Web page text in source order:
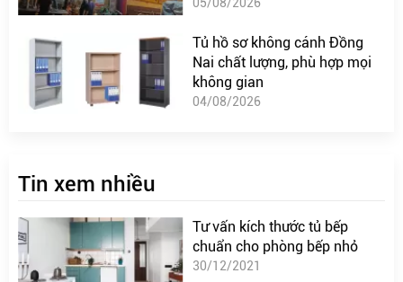
05/08/2026
Tủ hồ sơ không cánh Đồng
Nai chất lượng, phù hợp mọi
không gian
04/08/2026
Tin xem nhiều
Tư vấn kích thước tủ bếp
chuẩn cho phòng bếp nhỏ
30/12/2021